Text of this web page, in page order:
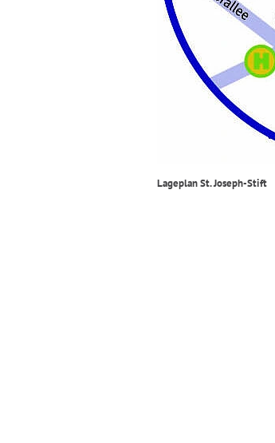
Lageplan St. Joseph-Stift